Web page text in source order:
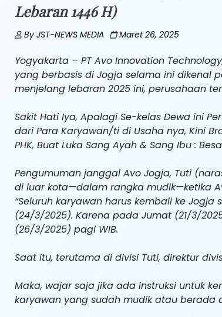
Lebaran 1446 H)
ByJST-NEWS MEDIA Maret 26, 2025
Yogyakarta – PT Avo Innovation
yang berbasis di Jogja selama ini dikenal
menjelang lebaran 2025 ini, perusahaan
Sakit Hati Iya, Apalagi Se-kelas Dewa ini
dari Para Karyawan/ti di Usaha nya, Kini
PHK, Buat Luka Sang Ayah & Sang Ibu :
Pengumuman janggal Avo Jogja, Tuti
di luar kota—dalam rangka mudik—ketika
“Seluruh karyawan harus kembali ke
(24/3/2025). Karena pada Jumat (21/3/
(26/3/2025) pagi WIB.
Saat itu, terutama di divisi Tuti, direktur
Maka, wajar saja jika ada instruksi untuk
karyawan yang sudah mudik atau berada